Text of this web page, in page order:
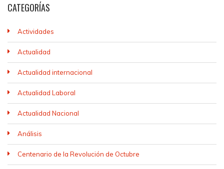
CATEGORÍAS
Actividades
Actualidad
Actualidad internacional
Actualidad Laboral
Actualidad Nacional
Análisis
Centenario de la Revolución de Octubre